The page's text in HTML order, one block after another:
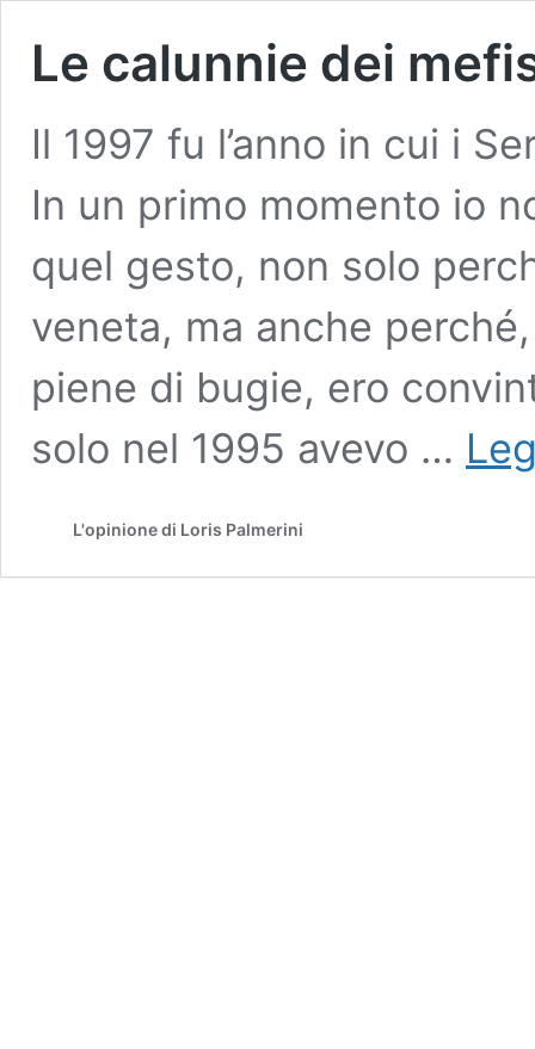
Le calunnie dei
Il 1997 fu l’anno in cui i
In un primo momento io
quel gesto, non solo
veneta, ma anche
piene di bugie, ero
solo nel 1995 avevo …
L'opinione di Loris Palmerini